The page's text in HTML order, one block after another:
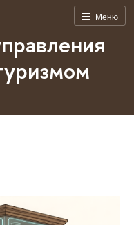
Меню